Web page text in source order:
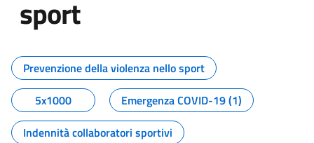
sport
Tutti i contenuti della pagina
Prevenzione della violenza nello sport
5x1000
Emergenza COVID-19 (1)
Indennità collaboratori sportivi